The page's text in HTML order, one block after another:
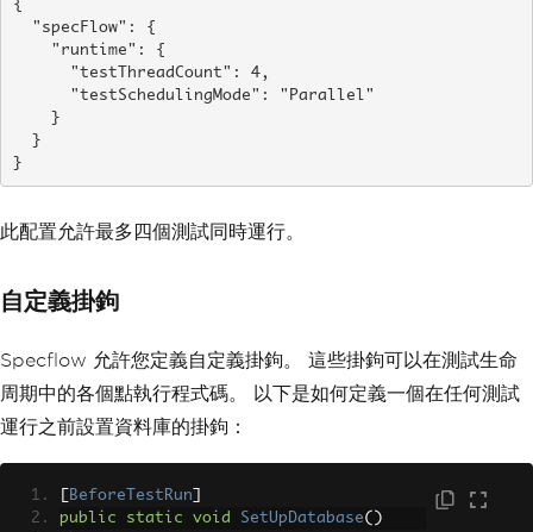
{
}
此配置允許最多四個測試同時運行。
自定義掛鉤
Specflow 允許您定義自定義掛鉤。 這些掛鉤可以在測試生命
周期中的各個點執行程式碼。 以下是如何定義一個在任何測試
運行之前設置資料庫的掛鉤：
BeforeTestRun
public
static void SetUpDatabase()